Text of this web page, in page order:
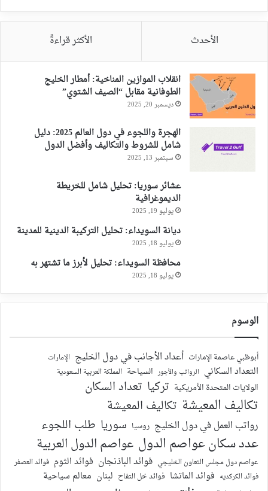
الأحدث الأكثر قراءةً
انقلاب الموازين المناخية: أمطار الخليج
الطوفانية مقابل “الصيف الشتوي”
ديسمبر 20, 2025
الهجرة واللجوء في دول العالم 2025: دليل
شامل للشروط والتكاليف وأفضل الدول
سبتمبر 13, 2025
عشائر سوريا: تحليل شامل للخريطة
الديموغرافية
يوليو 19, 2025
ديانة السويداء: تحليل التركيبة الدينية للمدينة
يوليو 18, 2025
محافظة السويداء: تحليل لأبرز ما تشتهر به
يوليو 18, 2025
الوسوم
أبوظبي عاصمة الإمارات أعداد الأجانب في دول الخليج الإمارات
التعداد السكاني الرواتب والأجور السياحة المملكة العربية السعودية
الولايات المتحدة الأمريكية تركيا تعداد السكان
تكاليف المعيشة تكاليف المعيشة
رواتب العمل في دول الخليج روسيا سوريا طلب اللجوء
عدد سكان عواصم الدول عواصم الدول العربية
عواصم دول مجلس التعاون الخليجي فوائد الباذنجان فوائد الثوم فوائد العصفر
فوائد الكركديه فوائد الماتشا فوائد خل التفاح لبنان معالم سياحية